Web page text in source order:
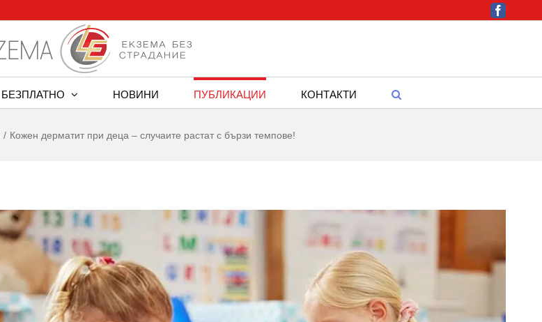
Facebook
БЕЗПЛАТНО НОВИНИ ПУБЛИКАЦИИ КОНТАКТИ
Кожен дерматит при деца – случаите растат с бързи темпове!